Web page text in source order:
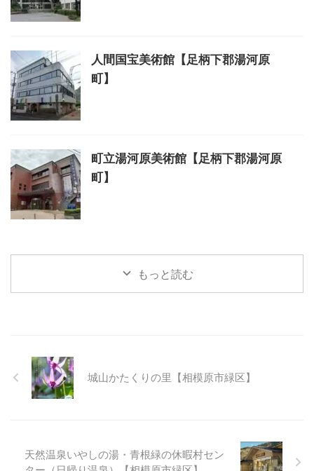
人間国宝美術館【足柄下郡湯河原
町】
町立湯河原美術館【足柄下郡湯河原
町】
もっと読む
城山かたくりの里【相模原市緑区】
天然温泉いやしの湯・青根緑の休暇村セン